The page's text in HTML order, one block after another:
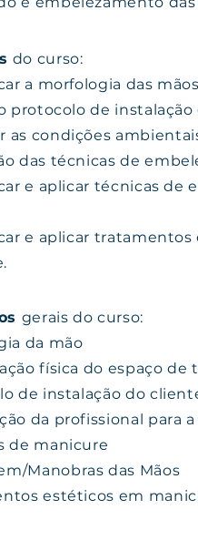
do curso:
a morfologia das
protocolo de
as condições
das técnicas de
e aplicar técnicas de
e aplicar tratamentos
gerais do curso:
da mão
física do espaço de
de instalação do
da profissional para
de manicure
Manobras das Mãos
estéticos em